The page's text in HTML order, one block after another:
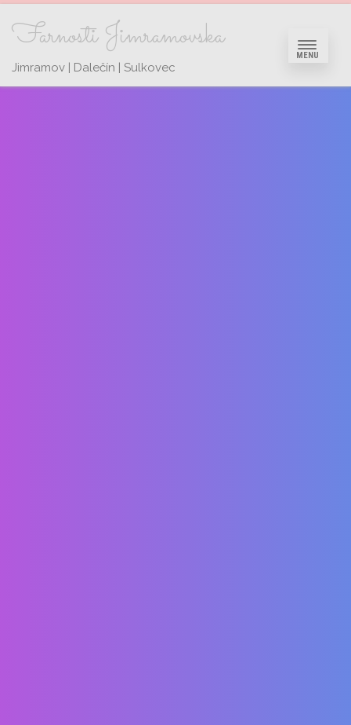
Farnosti Jimramovska
Jimramov | Dalečín | Sulkovec
MENU